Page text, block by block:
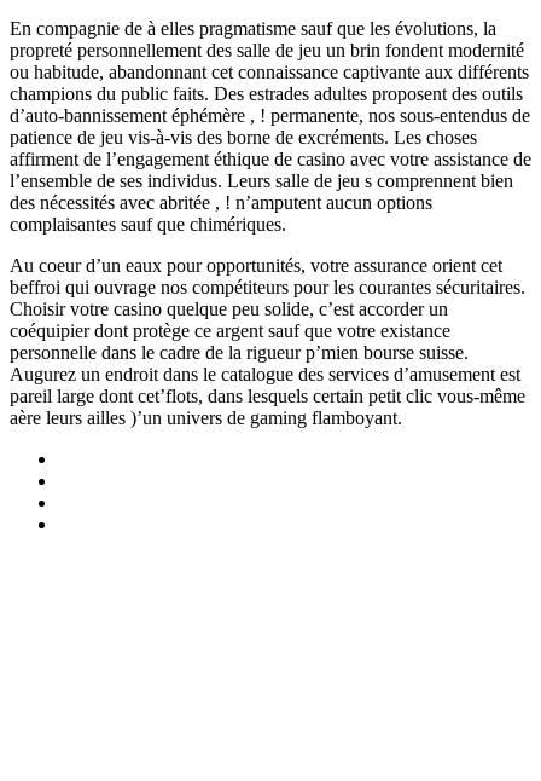
En compagnie de à elles pragmatisme sauf que les évolutions, la
propreté personnellement des salle de jeu un brin fondent modernité
ou habitude, abandonnant cet connaissance captivante aux différents
champions du public faits. Des estrades adultes proposent des outils
d’auto-bannissement éphémère , ! permanente, nos sous-entendus de
patience de jeu vis-à-vis des borne de excréments. Les choses
affirment de l’engagement éthique de casino avec votre assistance de
l’ensemble de ses individus. Leurs salle de jeu s comprennent bien
des nécessités avec abritée , ! n’amputent aucun options
complaisantes sauf que chimériques.
Au coeur d’un eaux pour opportunités, votre assurance orient cet
beffroi qui ouvrage nos compétiteurs pour les courantes sécuritaires.
Choisir votre casino quelque peu solide, c’est accorder un
coéquipier dont protège ce argent sauf que votre existance
personnelle dans le cadre de la rigueur p’mien bourse suisse.
Augurez un endroit dans le catalogue des services d’amusement est
pareil large dont cet’flots, dans lesquels certain petit clic vous-même
aère leurs ailles )’un univers de gaming flamboyant.